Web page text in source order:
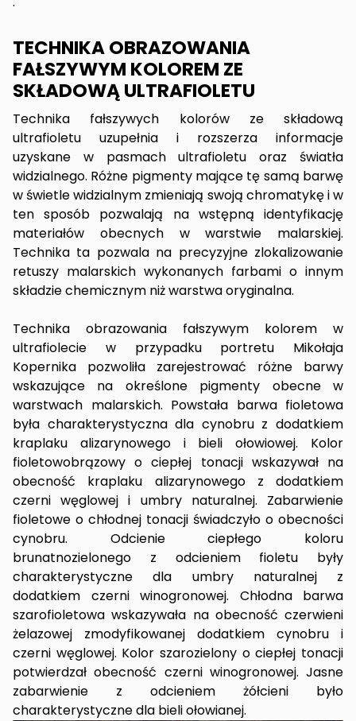
TECHNIKA OBRAZOWANIA
FAŁSZYWYM KOLOREM ZE
SKŁADOWĄ ULTRAFIOLETU
Technika fałszywych kolorów ze składową
ultrafioletu uzupełnia i rozszerza informacje
uzyskane w pasmach ultrafioletu oraz światła
widzialnego. Różne pigmenty mające tę samą barwę
w świetle widzialnym zmieniają swoją chromatykę i w
ten sposób pozwalają na wstępną identyfikację
materiałów obecnych w warstwie malarskiej.
Technika ta pozwala na precyzyjne zlokalizowanie
retuszy malarskich wykonanych farbami o innym
składzie chemicznym niż warstwa oryginalna.
Technika obrazowania fałszywym kolorem w
ultrafiolecie w przypadku portretu Mikołaja
Kopernika pozwoliła zarejestrować różne barwy
wskazujące na określone pigmenty obecne w
warstwach malarskich. Powstała barwa fioletowa
była charakterystyczna dla cynobru z dodatkiem
kraplaku alizarynowego i bieli ołowiowej. Kolor
fioletowobrązowy o ciepłej tonacji wskazywał na
obecność kraplaku alizarynowego z dodatkiem
czerni węglowej i umbry naturalnej. Zabarwienie
fioletowe o chłodnej tonacji świadczyło o obecności
cynobru. Odcienie ciepłego koloru
brunatnozielonego z odcieniem fioletu były
charakterystyczne dla umbry naturalnej z
dodatkiem czerni winogronowej. Chłodna barwa
szarofioletowa wskazywała na obecność czerwieni
żelazowej zmodyfikowanej dodatkiem cynobru i
czerni węglowej. Kolor szarozielony o ciepłej tonacji
potwierdzał obecność czerni winogronowej. Jasne
zabarwienie z odcieniem żółcieni było
charakterystyczne dla bieli ołowianej.